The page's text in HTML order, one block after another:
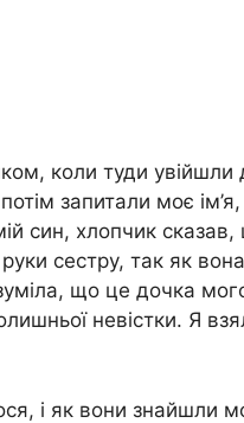
коли туди увійшли
запитали моє ім’я,
син, хлопчик
сестру, так як
що це дочка
невістки. Я
і як вони знайшли